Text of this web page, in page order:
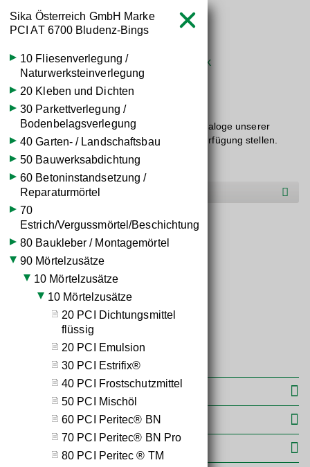

Startseite  Wissen  Baustoffdatenbank
Baustoff­kataloge
Hier dürfen wir Ihnen die übersichtlichen Kataloge unserer
Markenlieferanten im Baustoffbereich zur Verfügung stellen.
Hersteller O-S
Sika Österreich GmbH Marke
PCI AT 6700 Bludenz-Bings
10 Fliesenverlegung /
Naturwerksteinverlegung
20 Kleben und Dichten
30 Parkettverlegung /
Bodenbelagsverlegung
40 Garten- / Landschaftsbau
50 Bauwerksabdichtung
60 Betoninstandsetzung /
Reparaturmörtel
70
Estrich/Vergussmörtel/Beschichtung
80 Baukleber / Montagemörtel
90 Mörtelzusätze
10 Mörtelzusätze
10 Mörtelzusätze
20 PCI Dichtungsmittel
flüssig
20 PCI Emulsion
30 PCI Estrifix®
40 PCI Frostschutzmittel
50 PCI Mischöl
60 PCI Peritec® BN
70 PCI Peritec® BN Pro
80 PCI Peritec ® TM
PCI Estrifix®
Leistungserklärungen